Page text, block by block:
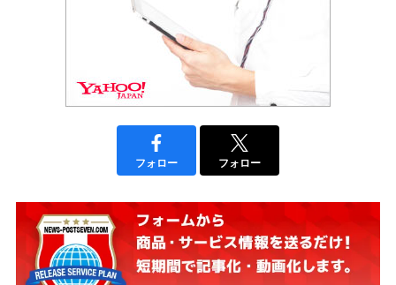
フォロー フォロー